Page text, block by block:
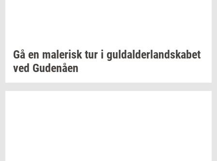
Gå en ma­le­risk tur i gul­dal­der­land­ska­bet
ved Gu­denå­en